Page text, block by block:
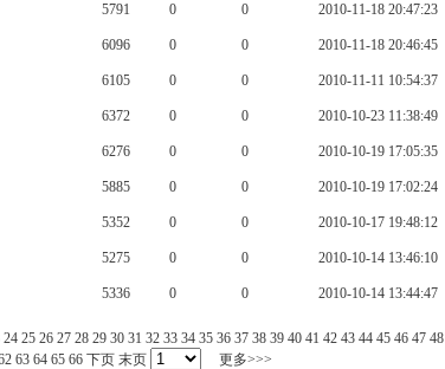
5791 0 0 2010-11-18 20:47:23
6096 0 0 2010-11-18 20:46:45
6105 0 0 2010-11-11 10:54:37
6372 0 0 2010-10-23 11:38:49
6276 0 0 2010-10-19 17:05:35
5885 0 0 2010-10-19 17:02:24
5352 0 0 2010-10-17 19:48:12
5275 0 0 2010-10-14 13:46:10
5336 0 0 2010-10-14 13:44:47
24 25 26 27 28 29 30 31 32 33 34 35 36 37 38 39 40 41 42 43 44 45 46 47 48
63 64 65 66 下页 末页 更多>>>